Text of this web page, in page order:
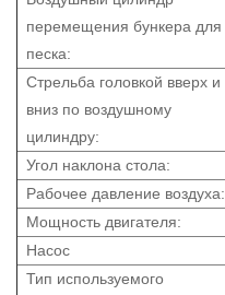
перемещения бункера для
песка:
Стрельба головкой вверх и
вниз по воздушному
цилиндру:
Угол наклона стола:
Рабочее давление воздуха:
Мощность двигателя:
Насос
Тип используемого